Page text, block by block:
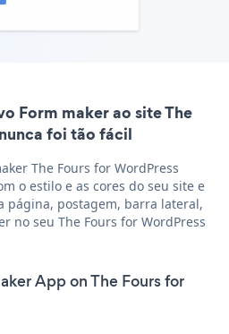
Form maker ao site The
foi tão fácil
The Fours for WordPress
o estilo e as cores do seu site e
página, postagem, barra lateral,
no seu The Fours for WordPress
App on The Fours for